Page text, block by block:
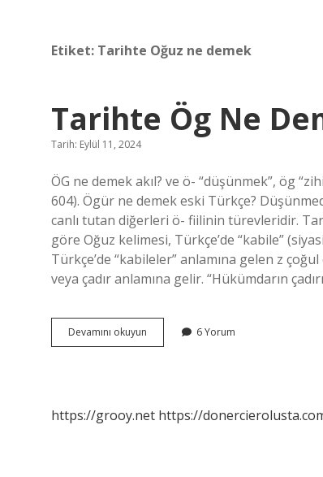
Etiket: Tarihte Oğuz ne demek
Tarihte Ög Ne
Tarih: Eylül 11, 2024
ÖG ne demek akıl? ve ö- “düşünmek”, ög
604). Ögür ne demek eski Türkçe?
canlı tutan diğerleri ö- fiilinin türevleridir.
göre Oğuz kelimesi, Türkçe’de “kabile”
Türkçe’de “kabileler” anlamına gelen z
veya çadır anlamına gelir. “Hükümdarın
Devamını okuyun
Ög
6 Yorum
https://grooy.net https://